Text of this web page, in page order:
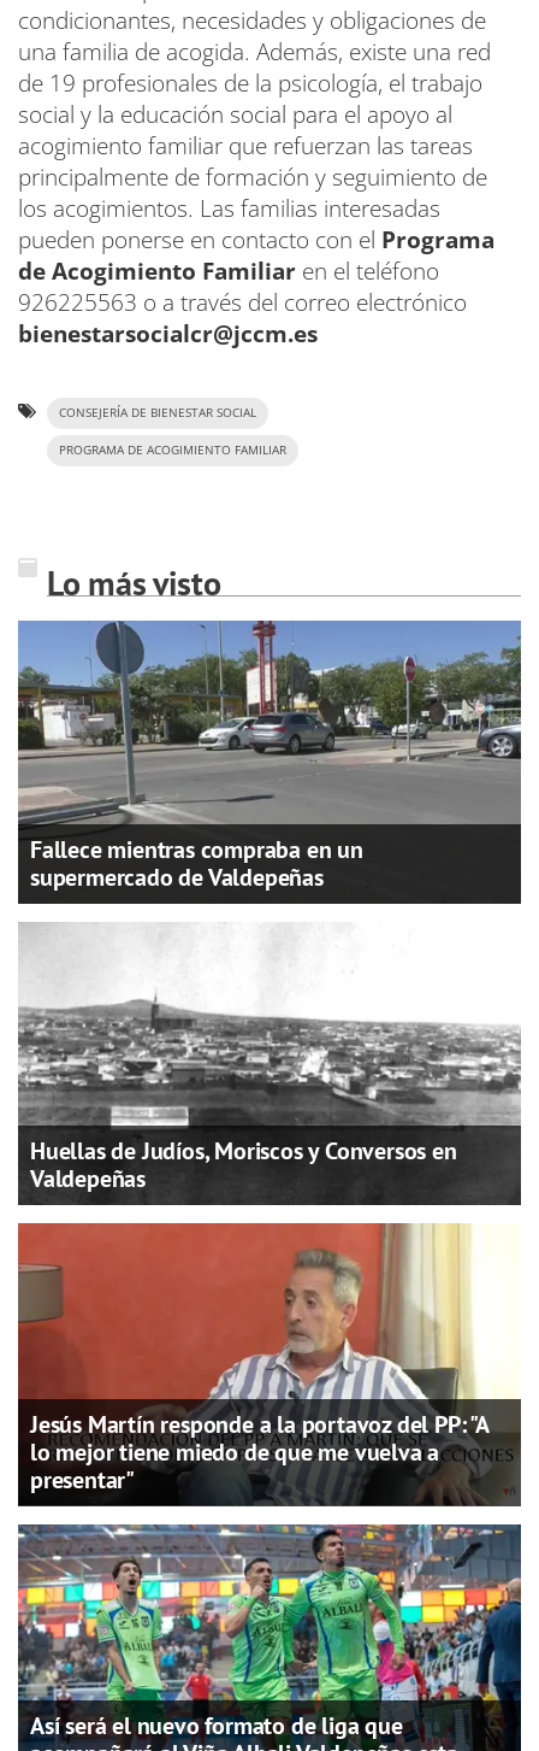
condicionantes, necesidades y obligaciones de
una familia de acogida. Además, existe una red
de 19 profesionales de la psicología, el trabajo
social y la educación social para el apoyo al
acogimiento familiar que refuerzan las tareas
principalmente de formación y seguimiento de
los acogimientos. Las familias interesadas
pueden ponerse en contacto con el Programa
de Acogimiento Familiar en el teléfono
926225563 o a través del correo electrónico
bienestarsocialcr@jccm.es
CONSEJERÍA DE BIENESTAR SOCIAL
PROGRAMA DE ACOGIMIENTO FAMILIAR
Lo más visto
Fallece mientras compraba en un
supermercado de Valdepeñas
Huellas de Judíos, Moriscos y Conversos en
Valdepeñas
Jesús Martín responde a la portavoz del PP: "A
lo mejor tiene miedo de que me vuelva a
presentar"
Así será el nuevo formato de liga que